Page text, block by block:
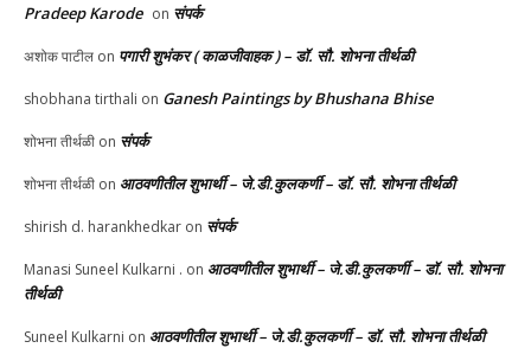
Pradeep Karode on संपर्क
अशोक पाटील on पगारी शुभंकर ( काळजीवाहक ) – डॉ. सौ. शोभना तीर्थळी
shobhana tirthali on Ganesh Paintings by Bhushana Bhise
शोभना तीर्थळी on संपर्क
शोभना तीर्थळी on आठवणीतील शुभार्थी – जे.डी.कुलकर्णी – डॉ. सौ. शोभना तीर्थळी
shirish d. harankhedkar on संपर्क
Manasi Suneel Kulkarni . on आठवणीतील शुभार्थी – जे.डी.कुलकर्णी – डॉ. सौ. शोभना
तीर्थळी
Suneel Kulkarni on आठवणीतील शुभार्थी – जे.डी.कुलकर्णी – डॉ. सौ. शोभना तीर्थळी